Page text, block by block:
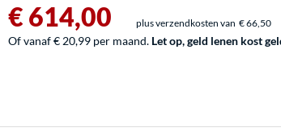
€ 614,00 plus verzendkosten van € 66,50
Of vanaf € 20,99 per maand. Let op, geld lenen kost